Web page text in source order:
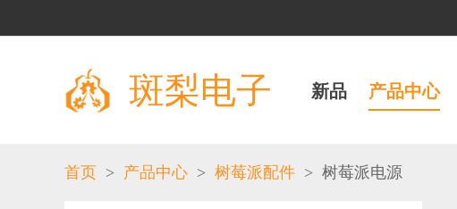
斑梨电子 新品 产品中心
首页 > 产品中心 > 树莓派配件 > 树莓派电源